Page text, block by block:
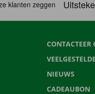
CONTACTEER
NIEUWS
CADEAUBON